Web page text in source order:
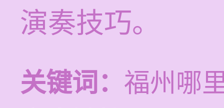
演奏技巧。
关键词： 福州哪